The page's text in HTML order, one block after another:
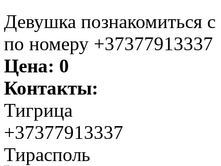
Девушка познакомиться
по номеру +37377913337
Цена: 0
Контакты:
Тигрица
+37377913337
Тирасполь